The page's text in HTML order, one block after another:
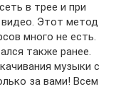
в трее и при
Этот метод
много не есть.
также ранее.
музыки с
за вами! Всем